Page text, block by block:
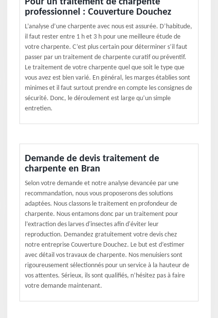
Pour un traitement de charpente
professionnel : Couverture Douchez
L’analyse d’une charpente avec nous est assurée. D’habitude,
il faut rester entre 1 h et 3 h pour une meilleure étude de
votre charpente. C’est plus certain pour déterminer s’il faut
passer par un traitement de charpente curatif ou préventif.
Le traitement de votre charpente quel que soit le type que
vous avez est bien varié. En général, les marges établies sont
minimes et il faut surtout prendre en compte les consignes de
sécurité. Donc, le déroulement est large qu’un simple
entretien.
Demande de devis traitement de
charpente en Bran
Selon votre demande et notre analyse devancée par une
recommandation, nous vous proposerons des solutions
adaptées. Nous classons le traitement en profondeur de
charpente. Nous entamons donc par un traitement pour
l’extraction des larves d'insectes afin d'éviter leur
reproduction. Demandez gratuitement votre devis chez
notre entreprise Couverture Douchez. Le but est d’estimer
avec détail vos travaux de charpente. Nos menuisiers sont
rigoureusement sélectionnés pour un service à la hauteur de
vos attentes. Sérieux, ils sont qualifiés, n’hésitez pas à faire
votre demande maintenant.